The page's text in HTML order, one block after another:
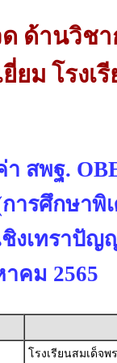
ด้านวิชา
ยม โรงเ
สพฐ.
ารศึกษาพิ
งเทราปัญ
คม 2565
โรงเรียนสมเด็จ